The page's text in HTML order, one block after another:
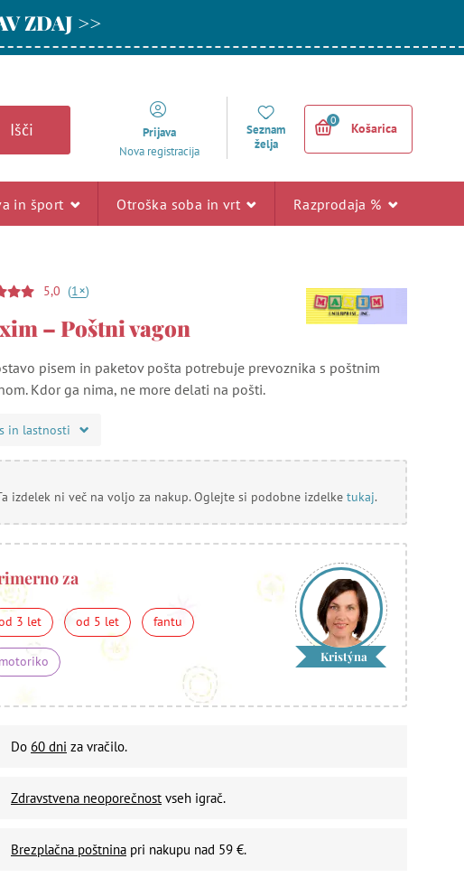
ZDAJ >>
Išči
Prijava
Nova registracija
Seznam
želja
0
Košarica
in šport Otroška soba in vrt Razprodaja %
5,0 (1+)
– Poštni vagon
pisem in paketov pošta potrebuje prevoznika s poštnim
Kdor ga nima, ne more delati na pošti.
in lastnosti
izdelek ni več na voljo za nakup. Oglejte si podobne izdelke tukaj.
za
3 let od 5 let fantu
motoriko Kristýna
Do 60 dni za vračilo.
Zdravstvena neoporečnost vseh igrač.
Brezplačna poštnina pri nakupu nad 59 €.